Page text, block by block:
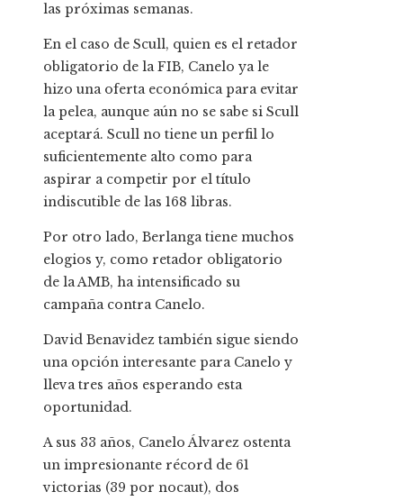
las próximas semanas.
En el caso de Scull, quien es el retador
obligatorio de la FIB, Canelo ya le
hizo una oferta económica para evitar
la pelea, aunque aún no se sabe si Scull
aceptará. Scull no tiene un perfil lo
suficientemente alto como para
aspirar a competir por el título
indiscutible de las 168 libras.
Por otro lado, Berlanga tiene muchos
elogios y, como retador obligatorio
de la AMB, ha intensificado su
campaña contra Canelo.
David Benavidez también sigue siendo
una opción interesante para Canelo y
lleva tres años esperando esta
oportunidad.
A sus 33 años, Canelo Álvarez ostenta
un impresionante récord de 61
victorias (39 por nocaut), dos